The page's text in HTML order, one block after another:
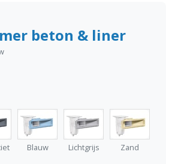
beton & liner
Blauw Lichtgrijs Zand